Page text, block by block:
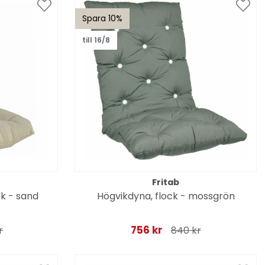
- sand
Spara 10%
till 16/8
Fritab
Högvikdyna, flock - mossgrön
756 kr 840 kr